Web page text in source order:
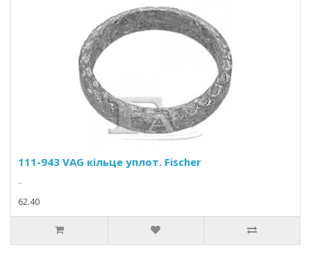
111-943 VAG кільце уплот. Fischer
..
62.40